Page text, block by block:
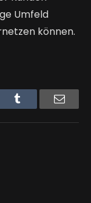
Umfeld
können.
Email